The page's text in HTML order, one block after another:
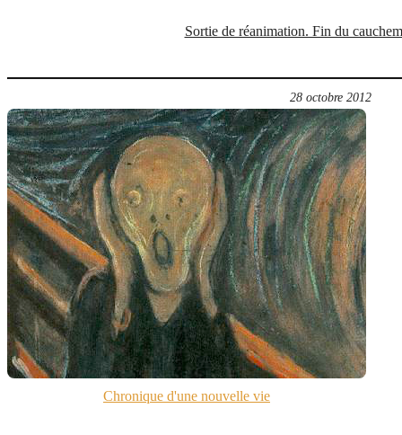
Sortie de réanimation. Fin du
28 octobre 2012
Chronique d'une nouvelle vie